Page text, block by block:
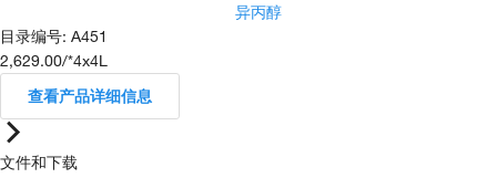
异丙醇
目录编号: A451
2,629.00/*4x4L
查看产品详细信息
文件和下载